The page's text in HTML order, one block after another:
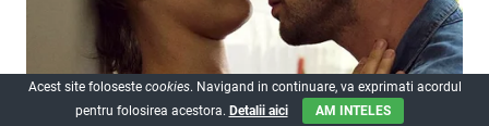
Acest site foloseste cookies. Navigand in continuare, va exprimati acordul
pentru folosirea acestora. Detalii aici AM INTELES